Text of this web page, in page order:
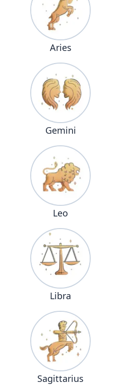
Aries
Gemini
Leo
Libra
Sagittarius